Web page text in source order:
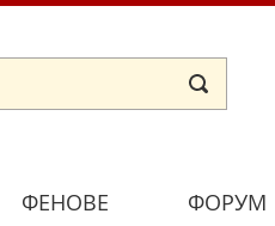
ФЕНОВЕ ФОРУМ